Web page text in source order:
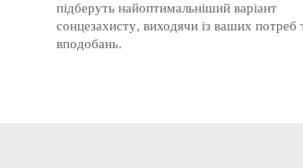
підберуть найоптимальніший варіант
сонцезахисту, виходячи із ваших потреб
вподобань.